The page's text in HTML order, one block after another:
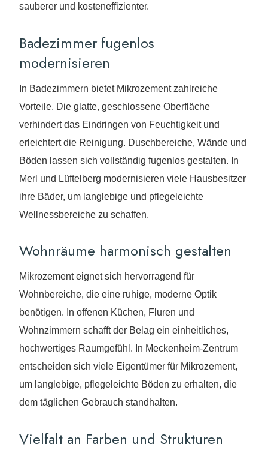
sauberer und kosteneffizienter.
Badezimmer fugenlos
modernisieren
In Badezimmern bietet Mikrozement zahlreiche
Vorteile. Die glatte, geschlossene Oberfläche
verhindert das Eindringen von Feuchtigkeit und
erleichtert die Reinigung. Duschbereiche, Wände und
Böden lassen sich vollständig fugenlos gestalten. In
Merl und Lüftelberg modernisieren viele Hausbesitzer
ihre Bäder, um langlebige und pflegeleichte
Wellnessbereiche zu schaffen.
Wohnräume harmonisch gestalten
Mikrozement eignet sich hervorragend für
Wohnbereiche, die eine ruhige, moderne Optik
benötigen. In offenen Küchen, Fluren und
Wohnzimmern schafft der Belag ein einheitliches,
hochwertiges Raumgefühl. In Meckenheim-Zentrum
entscheiden sich viele Eigentümer für Mikrozement,
um langlebige, pflegeleichte Böden zu erhalten, die
dem täglichen Gebrauch standhalten.
Vielfalt an Farben und Strukturen